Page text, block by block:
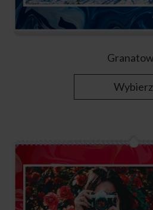
Wybierz